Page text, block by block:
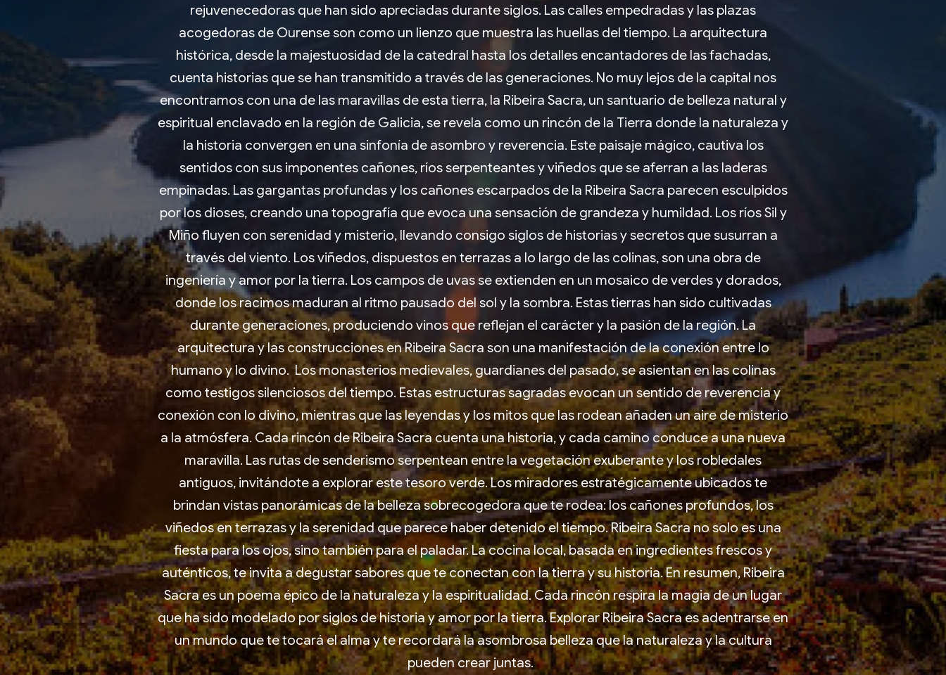
rejuvenecedoras que han sido apreciadas durante siglos. Las calles empedradas y las plazas
acogedoras de Ourense son como un lienzo que muestra las huellas del tiempo. La arquitectura
histórica, desde la majestuosidad de la catedral hasta los detalles encantadores de las fachadas,
cuenta historias que se han transmitido a través de las generaciones. No muy lejos de la capital nos
encontramos con una de las maravillas de esta tierra, la Ribeira Sacra, un santuario de belleza natural y
espiritual enclavado en la región de Galicia, se revela como un rincón de la Tierra donde la naturaleza y
la historia convergen en una sinfonía de asombro y reverencia. Este paisaje mágico, cautiva los
sentidos con sus imponentes cañones, ríos serpenteantes y viñedos que se aferran a las laderas
empinadas. Las gargantas profundas y los cañones escarpados de la Ribeira Sacra parecen esculpidos
por los dioses, creando una topografía que evoca una sensación de grandeza y humildad. Los ríos Sil y
Miño fluyen con serenidad y misterio, llevando consigo siglos de historias y secretos que susurran a
través del viento. Los viñedos, dispuestos en terrazas a lo largo de las colinas, son una obra de
ingeniería y amor por la tierra. Los campos de uvas se extienden en un mosaico de verdes y dorados,
donde los racimos maduran al ritmo pausado del sol y la sombra. Estas tierras han sido cultivadas
durante generaciones, produciendo vinos que reflejan el carácter y la pasión de la región. La
arquitectura y las construcciones en Ribeira Sacra son una manifestación de la conexión entre lo
humano y lo divino. Los monasterios medievales, guardianes del pasado, se asientan en las colinas
como testigos silenciosos del tiempo. Estas estructuras sagradas evocan un sentido de reverencia y
conexión con lo divino, mientras que las leyendas y los mitos que las rodean añaden un aire de misterio
a la atmósfera. Cada rincón de Ribeira Sacra cuenta una historia, y cada camino conduce a una nueva
maravilla. Las rutas de senderismo serpentean entre la vegetación exuberante y los robledales
antiguos, invitándote a explorar este tesoro verde. Los miradores estratégicamente ubicados te
brindan vistas panorámicas de la belleza sobrecogedora que te rodea: los cañones profundos, los
viñedos en terrazas y la serenidad que parece haber detenido el tiempo. Ribeira Sacra no solo es una
fiesta para los ojos, sino también para el paladar. La cocina local, basada en ingredientes frescos y
auténticos, te invita a degustar sabores que te conectan con la tierra y su historia. En resumen, Ribeira
Sacra es un poema épico de la naturaleza y la espiritualidad. Cada rincón respira la magia de un lugar
que ha sido modelado por siglos de historia y amor por la tierra. Explorar Ribeira Sacra es adentrarse en
un mundo que te tocará el alma y te recordará la asombrosa belleza que la naturaleza y la cultura
pueden crear juntas.